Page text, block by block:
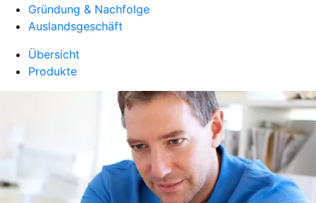
Gründung & Nachfolge
Auslandsgeschäft
Übersicht
Produkte